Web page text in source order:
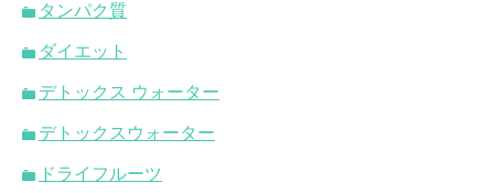
タンパク質
ダイエット
デトックス ウォーター
デトックスウォーター
ドライフルーツ